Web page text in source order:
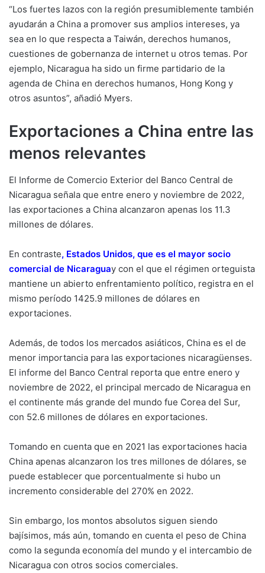
“Los fuertes lazos con la región presumiblemente también
ayudarán a China a promover sus amplios intereses, ya
sea en lo que respecta a Taiwán, derechos humanos,
cuestiones de gobernanza de internet u otros temas. Por
ejemplo, Nicaragua ha sido un firme partidario de la
agenda de China en derechos humanos, Hong Kong y
otros asuntos”, añadió Myers.
Exportaciones a China entre las
menos relevantes
El Informe de Comercio Exterior del Banco Central de
Nicaragua señala que entre enero y noviembre de 2022,
las exportaciones a China alcanzaron apenas los 11.3
millones de dólares.
En contraste, Estados Unidos, que es el mayor socio
comercial de Nicaraguay con el que el régimen orteguista
mantiene un abierto enfrentamiento político, registra en el
mismo período 1425.9 millones de dólares en
exportaciones.
Además, de todos los mercados asiáticos, China es el de
menor importancia para las exportaciones nicaragüenses.
El informe del Banco Central reporta que entre enero y
noviembre de 2022, el principal mercado de Nicaragua en
el continente más grande del mundo fue Corea del Sur,
con 52.6 millones de dólares en exportaciones.
Tomando en cuenta que en 2021 las exportaciones hacia
China apenas alcanzaron los tres millones de dólares, se
puede establecer que porcentualmente si hubo un
incremento considerable del 270% en 2022.
Sin embargo, los montos absolutos siguen siendo
bajísimos, más aún, tomando en cuenta el peso de China
como la segunda economía del mundo y el intercambio de
Nicaragua con otros socios comerciales.